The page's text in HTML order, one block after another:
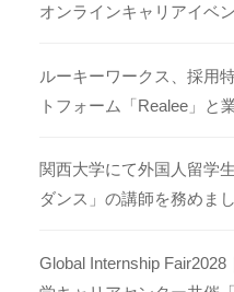
オンラインキャリアイベ
ルーキーワークス、採用
トフォーム「Realee」と
関西大学にて外国人留学
ダンス」の講師を務めま
Global Internship Fair2028